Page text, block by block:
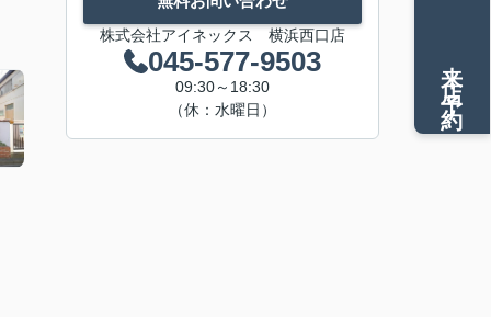
株式会社アイネックス 横浜西口店
045-577-9503
09:30～18:30
（休：水曜日）
来店予約